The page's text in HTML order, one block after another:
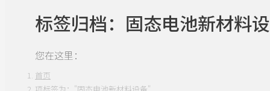
标签归档： 固态电池新材料
您在这里：
首页